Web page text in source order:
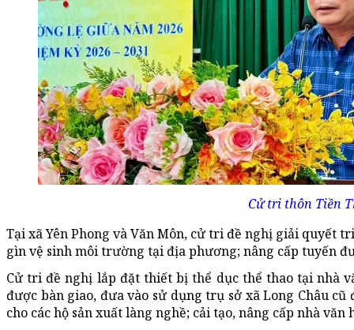
Cử tri thôn Tiền
Tại xã Yên Phong và Văn Môn, cử tri đề nghị giải quyết
gìn vệ sinh môi trường tại địa phương; nâng cấp tuyến
Cử tri đề nghị lắp đặt thiết bị thể dục thể thao tại nhà
được bàn giao, đưa vào sử dụng trụ sở xã Long Châu
cho các hộ sản xuất làng nghề; cải tạo, nâng cấp nhà